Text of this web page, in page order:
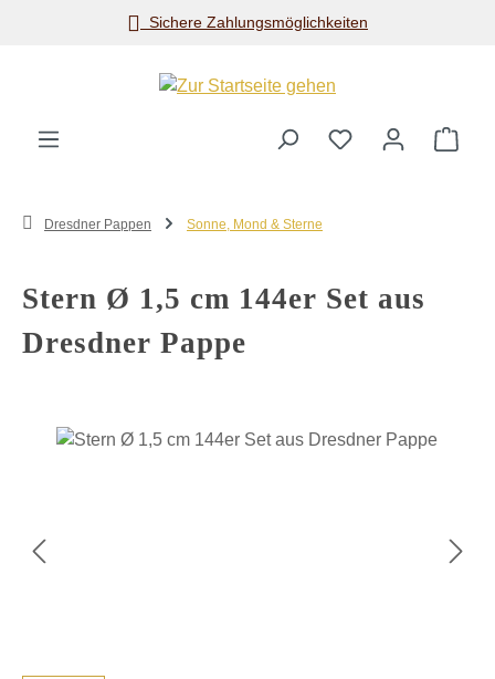
Zum Hauptinhalt springenSichere Zahlungsmöglichkeiten
Dresdner Pappen Sonne, Mond & Sterne
Stern Ø 1,5 cm 144er Set aus
Dresdner Pappe
Bildergalerie überspringen